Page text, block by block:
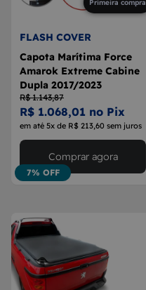
Primeira compra
FLASH COVER
Capota Marítima Force
Amarok Extreme Cabine
Dupla 2017/2023
R$ 1.143,87
R$ 1.068,01 no Pix
em até 5x de R$ 213,60 sem juros
7% OFF
Comprar agora